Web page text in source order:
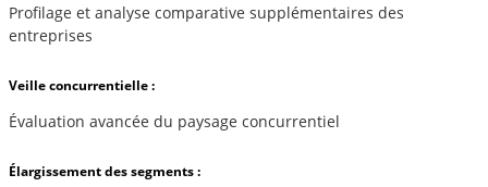
Profilage et analyse comparative supplémentaires des
entreprises
Veille concurrentielle :
Évaluation avancée du paysage concurrentiel
Élargissement des segments :